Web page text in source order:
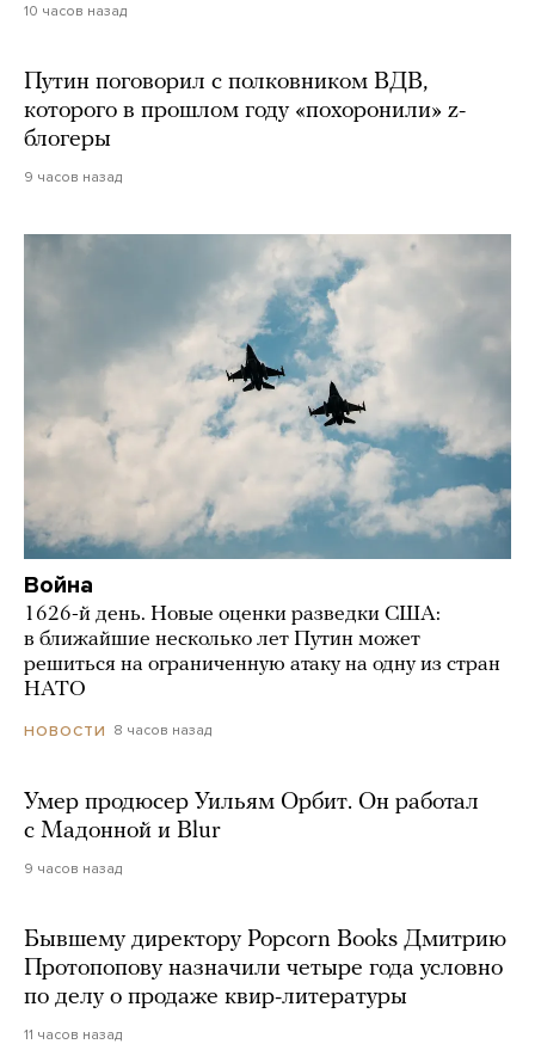
10 часов назад
Путин поговорил с полковником ВДВ,
которого в прошлом году «похоронили» z-
блогеры
9 часов назад
Война
1626-й день. Новые оценки разведки США:
в ближайшие несколько лет Путин может
решиться на ограниченную атаку на одну из стран
НАТО
НОВОСТИ 8 часов назад
Умер продюсер Уильям Орбит. Он работал
с Мадонной и Blur
9 часов назад
Бывшему директору Popcorn Books Дмитрию
Протопопову назначили четыре года условно
по делу о продаже квир-литературы
11 часов назад